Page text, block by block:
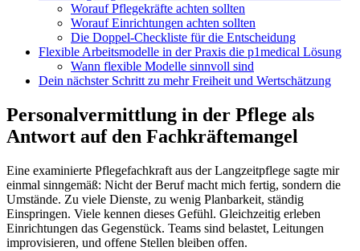
Worauf Pflegekräfte achten sollten
Worauf Einrichtungen achten sollten
Die Doppel-Checkliste für die Entscheidung
Flexible Arbeitsmodelle in der Praxis die p1medical Lösung
Wann flexible Modelle sinnvoll sind
Dein nächster Schritt zu mehr Freiheit und Wertschätzung
Personalvermittlung in der Pflege als
Antwort auf den Fachkräftemangel
Eine examinierte Pflegefachkraft aus der Langzeitpflege sagte mir
einmal sinngemäß: Nicht der Beruf macht mich fertig, sondern die
Umstände. Zu viele Dienste, zu wenig Planbarkeit, ständig
Einspringen. Viele kennen dieses Gefühl. Gleichzeitig erleben
Einrichtungen das Gegenstück. Teams sind belastet, Leitungen
improvisieren, und offene Stellen bleiben offen.